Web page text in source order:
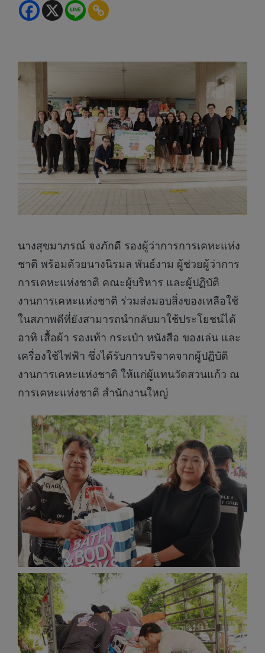
นางสุขมาภรณ์ จงภักดี รองผู้ว่าการการเคหะแห่ง
ชาติ พร้อมด้วยนางนิรมล พันธ์งาม ผู้ช่วยผู้ว่าการ
การเคหะแห่งชาติ คณะผู้บริหาร และผู้ปฏิบัติ
งานการเคหะแห่งชาติ ร่วมส่งมอบสิ่งของเหลือใช้
ในสภาพดีที่ยังสามารถนำกลับมาใช้ประโยชน์ได้
อาทิ เสื้อผ้า รองเท้า กระเป๋า หนังสือ ของเล่น และ
เครื่องใช้ไฟฟ้า ซึ่งได้รับการบริจาคจากผู้ปฏิบัติ
งานการเคหะแห่งชาติ ให้แก่ผู้แทนวัดสวนแก้ว ณ
การเคหะแห่งชาติ สำนักงานใหญ่